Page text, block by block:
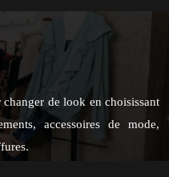
de look en choisissant
accessoires de mode,